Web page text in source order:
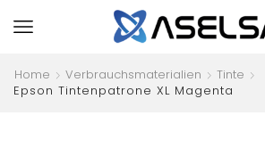
Home Verbrauchsmaterialien
Tinte
Epson Tintenpatrone XL Magenta